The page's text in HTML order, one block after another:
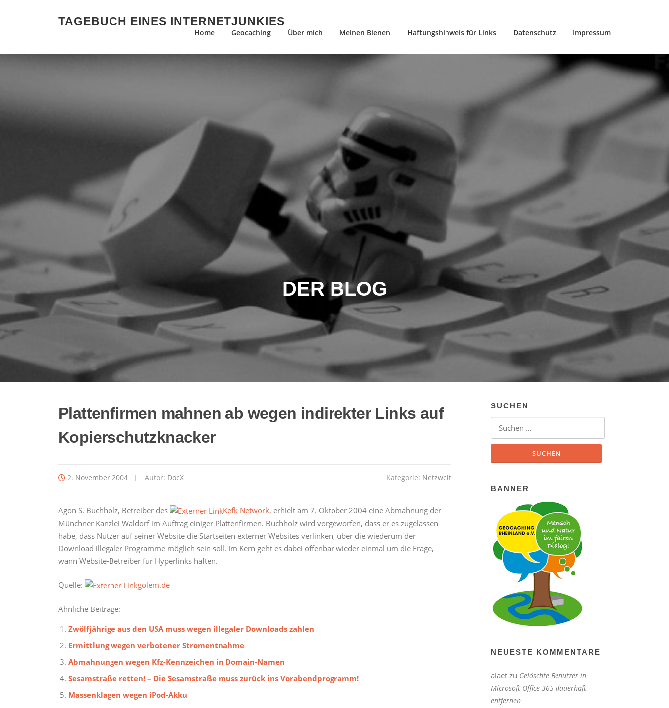
TAGEBUCH EINES INTERNETJUNKIES
Home Geocaching Über mich Meinen Bienen Haftungshinweis für Links Datenschutz Impressum
DER BLOG
Plattenfirmen mahnen ab wegen indirekter Links auf
Kopierschutzknacker
2. November 2004 Autor: DocX Kategorie: Netzwelt
Agon S. Buchholz, Betreiber des Kefk Network, erhielt am 7. Oktober 2004 eine Abmahnung der
Münchner Kanzlei Waldorf im Auftrag einiger Plattenfirmen. Buchholz wird vorgeworfen, dass er es zugelassen
habe, dass Nutzer auf seiner Website die Startseiten externer Websites verlinken, über die wiederum der
Download illegaler Programme möglich sein soll. Im Kern geht es dabei offenbar wieder einmal um die Frage,
wann Website-Betreiber für Hyperlinks haften.
Quelle: golem.de
Ähnliche Beiträge:
Zwölfjährige aus den USA muss wegen illegaler Downloads zahlen
Ermittlung wegen verbotener Stromentnahme
Abmahnungen wegen Kfz-Kennzeichen in Domain-Namen
Sesamstraße retten! – Die Sesamstraße muss zurück ins Vorabendprogramm!
Massenklagen wegen iPod-Akku
SUCHEN
Suchen nach:
BANNER
NEUESTE KOMMENTARE
aiaet zu Gelöschte Benutzer in
Microsoft Office 365 dauerhaft
entfernen